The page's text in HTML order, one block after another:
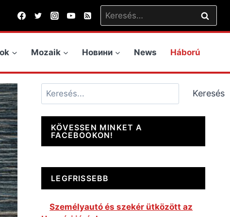
Keresés:
Mozaik Новини News Háború
Keresés Keresés
KÖVESSEN MINKET A
FACEBOOKON!
LEGFRISSEBB
Személyautó és szekér ütközött az